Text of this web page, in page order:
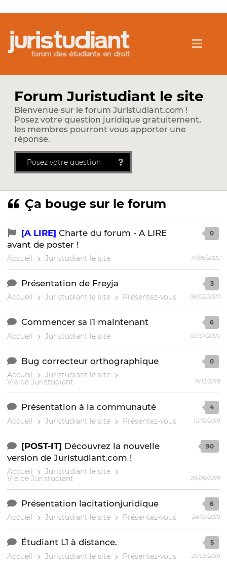
Forum Juristudiant le site
Bienvenue sur le forum Juristudiant.com !
Posez votre question juridique gratuitement,
les membres pourront vous apporter une
réponse.
Posez votre question
Ça bouge sur le forum
[A LIRE] Charte du forum - A LIRE
avant de poster !
Accueil Juristudiant le site
0
17/08/2020
Présentation de Freyja
Accueil Juristudiant le site Présentez-vous
3
08/02/2020
Commencer sa l1 maintenant
Accueil Juristudiant le site
6
09/01/2020
Bug correcteur orthographique
Accueil Juristudiant le site
Vie de Juristudiant
0
11/12/2019
Présentation à la communauté
Accueil Juristudiant le site Présentez-vous
4
10/12/2019
[POST-IT] Découvrez la nouvelle
version de Juristudiant.com !
Accueil Juristudiant le site
Vie de Juristudiant
90
28/06/2019
Présentation lacitationjuridique
Accueil Juristudiant le site Présentez-vous
6
24/10/2019
Étudiant L1 à distance.
Accueil Juristudiant le site Présentez-vous
5
23/05/2019